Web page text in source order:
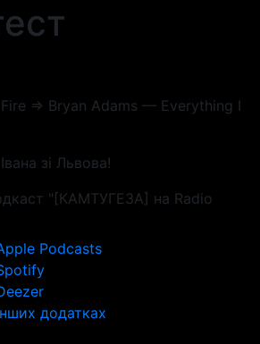
=> Bryan Adams — Everything I
зі Львова!
"[КАМТУГЕЗА] на Radio
Podcasts
додатках